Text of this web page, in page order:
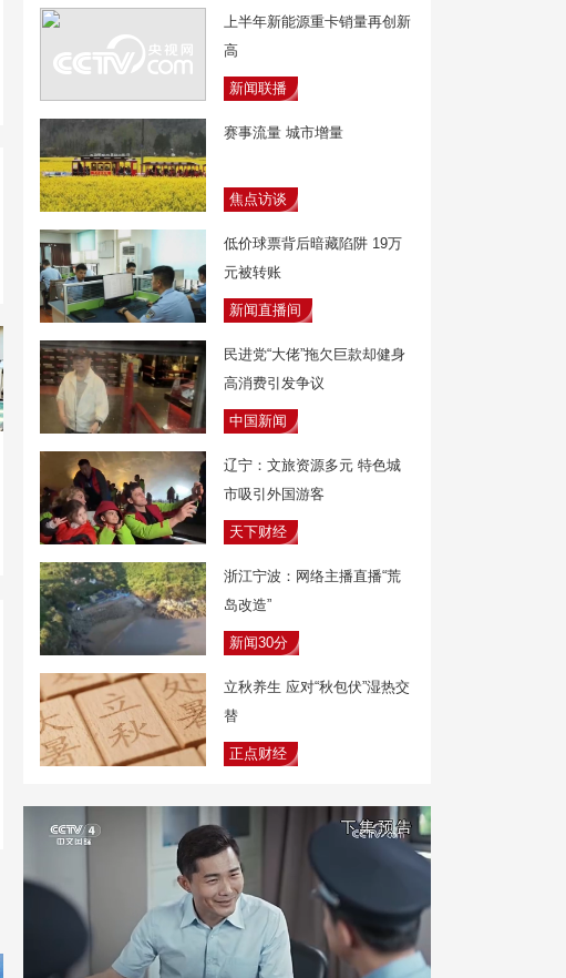
上半年新能源重卡销量再创新
高
新闻联播
赛事流量 城市增量
焦点访谈
低价球票背后暗藏陷阱 19万
元被转账
新闻直播间
民进党“大佬”拖欠巨款却健身
高消费引发争议
中国新闻
辽宁：文旅资源多元 特色城
市吸引外国游客
天下财经
浙江宁波：网络主播直播“荒
岛改造”
新闻30分
立秋养生 应对“秋包伏”湿热交
替
正点财经